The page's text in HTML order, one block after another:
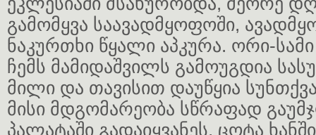
გამომყვა საავადმყოფოში,
ნაკურთხი წყალი აპკურა. ორი-
ჩემს მამიდაშვილს გამოუგდია
მილი და თავისით დაუწყია
მისი მდგომარეობა სწრაფად
პალატაში გადაიყვანეს, ცოტა